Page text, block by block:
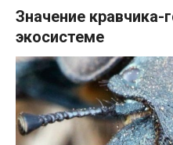
Значение кравчика-
экосистеме